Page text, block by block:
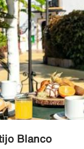
Blanco